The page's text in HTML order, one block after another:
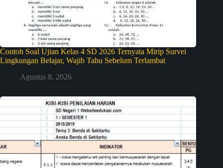
Contoh Soal Ujian Kelas 4 SD 2026 Ternyata Mirip Survei
Lingkungan Belajar, Wajib Tahu Sebelum Terlambat
Agustus 8, 2026